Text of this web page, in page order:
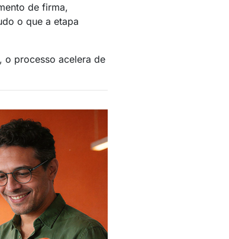
de firma,
o que a etapa
o processo acelera de